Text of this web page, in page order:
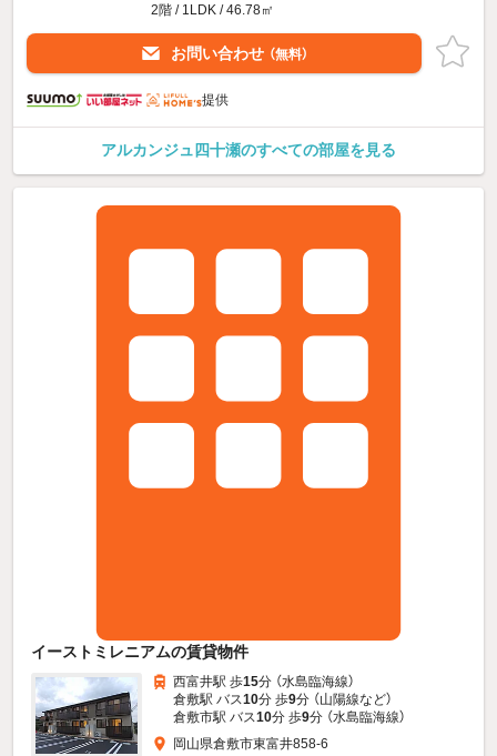
2階 / 1LDK / 46.78㎡
お問い合わせ （無料）
提供
アルカンジュ四十瀬のすべての部屋を見る
イーストミレニアムの賃貸物件
西富井駅 歩15分 （水島臨海線）
倉敷駅 バス10分 歩9分 （山陽線など）
倉敷市駅 バス10分 歩9分 （水島臨海線）
岡山県倉敷市東富井858-6